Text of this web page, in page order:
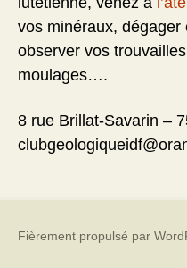
vos minéraux,
observer vos
moulages….
8 rue Brillat-Savarin –
Fièrement propulsé par